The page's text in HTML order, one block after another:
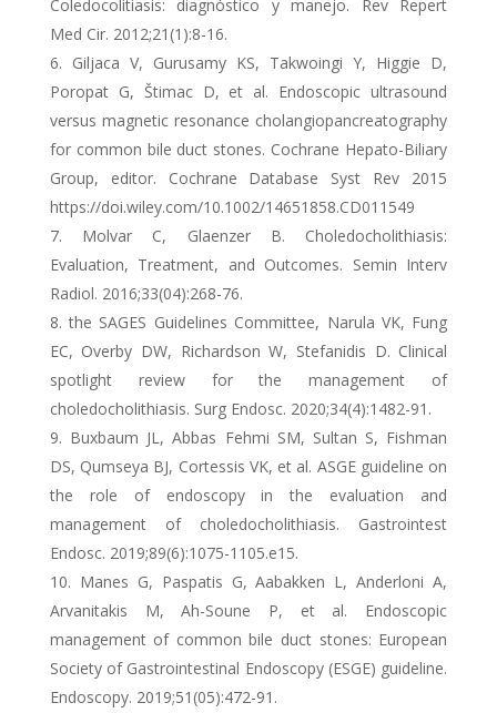
Coledocolitiasis: diagnóstico y manejo. Rev Repert
Med Cir. 2012;21(1):8-16.
Giljaca V, Gurusamy KS, Takwoingi Y, Higgie D,
Poropat G, Štimac D, et al. Endoscopic ultrasound
versus magnetic resonance cholangiopancreatography
for common bile duct stones. Cochrane Hepato-Biliary
Group, editor. Cochrane Database Syst Rev 2015
https://doi.wiley.com/10.1002/14651858.CD011549
Molvar C, Glaenzer B. Choledocholithiasis:
Evaluation, Treatment, and Outcomes. Semin Interv
Radiol. 2016;33(04):268-76.
the SAGES Guidelines Committee, Narula VK, Fung
EC, Overby DW, Richardson W, Stefanidis D. Clinical
spotlight review for the management of
choledocholithiasis. Surg Endosc. 2020;34(4):1482-91.
Buxbaum JL, Abbas Fehmi SM, Sultan S, Fishman
DS, Qumseya BJ, Cortessis VK, et al. ASGE guideline on
the role of endoscopy in the evaluation and
management of choledocholithiasis. Gastrointest
Endosc. 2019;89(6):1075-1105.e15.
Manes G, Paspatis G, Aabakken L, Anderloni A,
Arvanitakis M, Ah-Soune P, et al. Endoscopic
management of common bile duct stones: European
Society of Gastrointestinal Endoscopy (ESGE) guideline.
Endoscopy. 2019;51(05):472-91.